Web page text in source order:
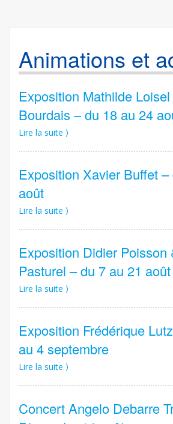
Animations et
Exposition Mathilde
Bourdais – du 18 au 24
Lire la suite ⟩
Exposition Xavier Buffet
août
Lire la suite ⟩
Exposition Didier Poisson
Pasturel – du 7 au 21 août
Lire la suite ⟩
Exposition Frédérique
au 4 septembre
Lire la suite ⟩
Concert Angelo Debarre